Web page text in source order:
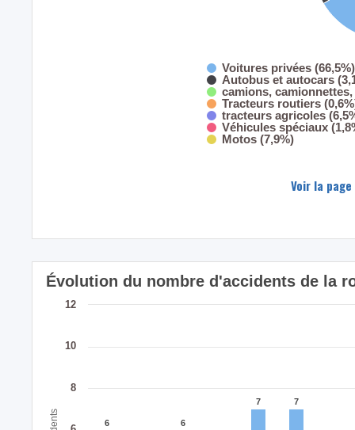
Voitures privées (66,5%)
Autobus et autocars
camions,
Tracteurs routiers
tracteurs agricoles
Véhicules spéciaux
Motos (7,9%)
Voir la
Évolution du nombre d'accidents de la
8
10
12
6
6 6
6
7
7 7
7